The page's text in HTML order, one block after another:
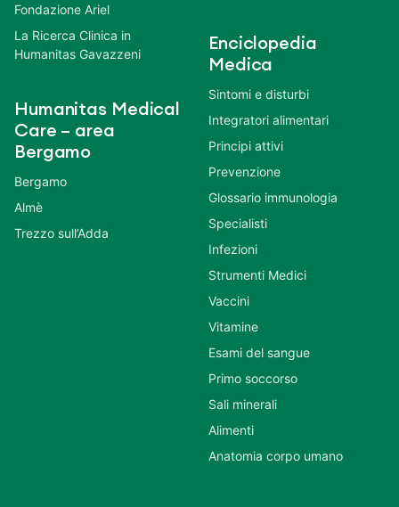
Fondazione Ariel
La Ricerca Clinica in
Humanitas Gavazzeni
Humanitas Medical
Care – area
Bergamo
Bergamo
Almè
Trezzo sull’Adda
Enciclopedia
Medica
Sintomi e disturbi
Integratori alimentari
Principi attivi
Prevenzione
Glossario immunologia
Specialisti
Infezioni
Strumenti Medici
Vaccini
Vitamine
Esami del sangue
Primo soccorso
Sali minerali
Alimenti
Anatomia corpo umano